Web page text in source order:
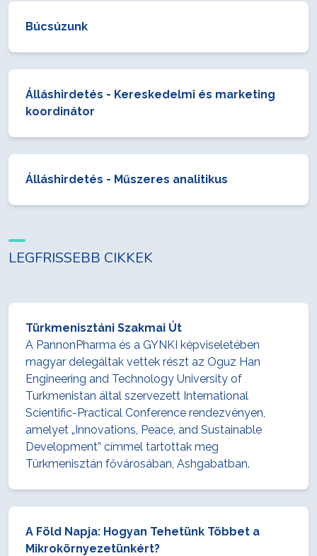
Búcsúzunk
Álláshirdetés - Kereskedelmi és marketing
koordinátor
Álláshirdetés - Műszeres analitikus
LEGFRISSEBB CIKKEK
Türkmenisztáni Szakmai Út
A PannonPharma és a GYNKI képviseletében
magyar delegáltak vettek részt az Oguz Han
Engineering and Technology University of
Turkmenistan által szervezett International
Scientific-Practical Conference rendezvényen,
amelyet „Innovations, Peace, and Sustainable
Development” címmel tartottak meg
Türkmenisztán fővárosában, Ashgabatban.
A Föld Napja: Hogyan Tehetünk Többet a
Mikrokörnyezetünkért?